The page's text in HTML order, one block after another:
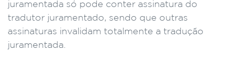
juramentada só pode conter assinatura do
tradutor juramentado, sendo que outras
assinaturas invalidam totalmente a tradução
juramentada.